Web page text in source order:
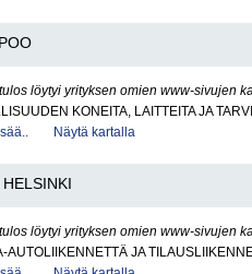
löytyi yrityksen omien www-sivujen
KONEITA, LAITTEITA JA
Näytä kartalla
HELSINKI
löytyi yrityksen omien www-sivujen
AUTOLIIKENNETTÄ JA